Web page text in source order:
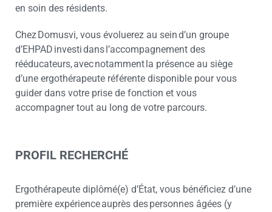
en soin des résidents.
Chez Domusvi, vous évoluerez au sein d’un groupe
d’EHPAD investi dans l’accompagnement des
rééducateurs, avec notamment la présence au siège
d’une ergothérapeute référente disponible pour vous
guider dans votre prise de fonction et vous
accompagner tout au long de votre parcours.
PROFIL RECHERCHÉ
Ergothérapeute diplômé(e) d’État, vous bénéficiez d’une
première expérience auprès des personnes âgées (y